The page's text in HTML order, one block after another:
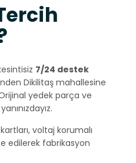
7/24 destek
Dikilitaş mahallesine
yedek parça ve
voltaj korumalı
edilerek fabrikasyon